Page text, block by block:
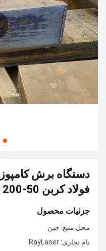
دستگاه برش
فولاد کربن 50-200 میلی‌متری
جزئیات محصول
محل منبع: چین
نام تجاری: RayLaser